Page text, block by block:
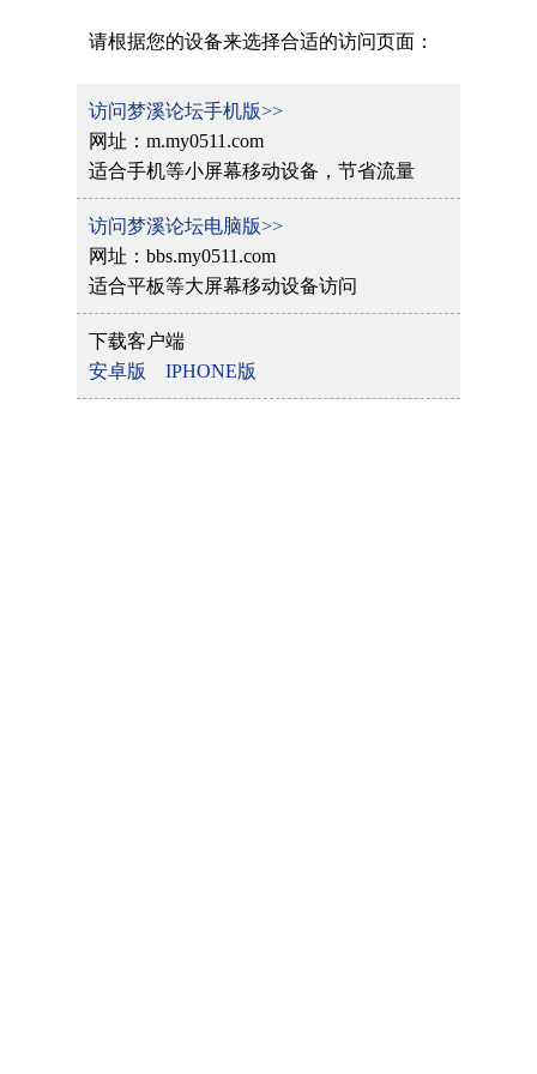
请根据您的设备来选择合适的访问页面：
访问梦溪论坛手机版>>
网址：m.my0511.com
适合手机等小屏幕移动设备，节省流量
访问梦溪论坛电脑版>>
网址：bbs.my0511.com
适合平板等大屏幕移动设备访问
下载客户端
安卓版
IPHONE版